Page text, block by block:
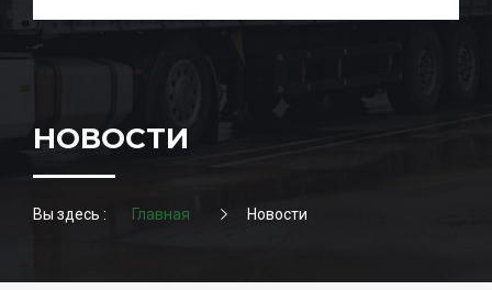
НОВОСТИ
Вы здесь : Главная Новости